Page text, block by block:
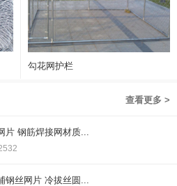
勾花网护栏
查看更多 >
片 钢筋焊接网材质...
钢丝网片 冷拔丝圆...